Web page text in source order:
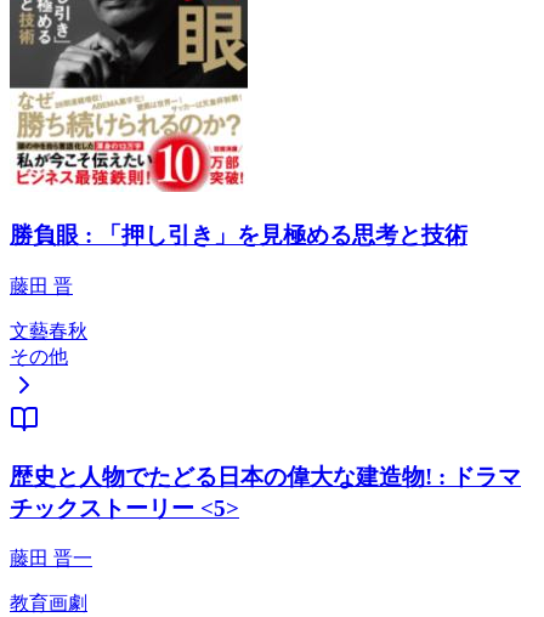
勝負眼 : 「押し引き」を見極める思考と技術
藤田 晋
文藝春秋
その他
歴史と人物でたどる日本の偉大な建造物! : ドラマ
チックストーリー <5>
藤田 晋一
教育画劇